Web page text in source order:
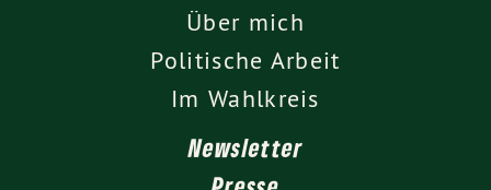
Über mich
Politische Arbeit
Im Wahlkreis
Newsletter